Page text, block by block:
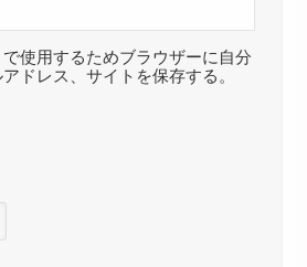
使用するためブラウザーに自分
ドレス、サイトを保存する。